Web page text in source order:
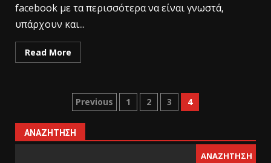
facebook με τα περισσότερα να είναι γνωστά,
υπάρχουν και...
Read More
Previous 1 2 3 4
ΑΝΑΖΉΤΗΣΗ
ΑΝΑΖΉΤΗΣΗ